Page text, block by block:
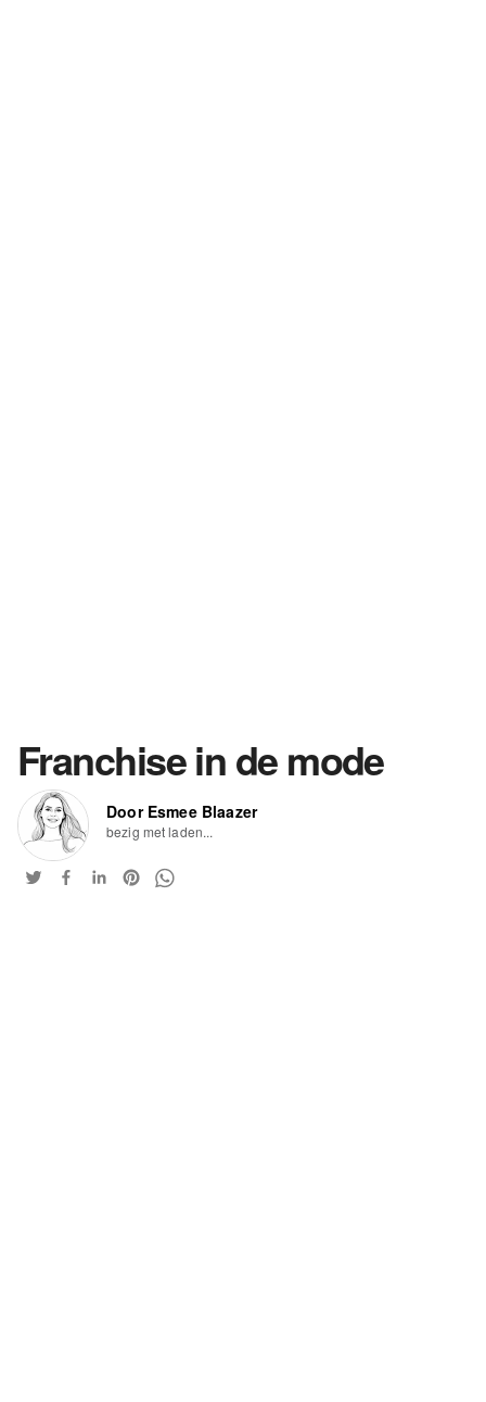
Franchise in de mode
Door Esmee Blaazer
bezig met laden...